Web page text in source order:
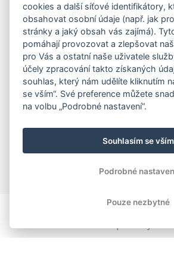
cookies a další síťové identifikátory,
obsahovat osobní údaje (např. jak
stránky a jaký obsah vás zajímá).
pomáhají provozovat a zlepšovat
pro Vás a ostatní naše uživatele
účely zpracování takto získaných
souhlas, který nám udělíte kliknutím
se vším“. Své preference můžete
na volbu „Podrobné nastavení“.
Souhlasím se vším
Podrobné
Pouze nezbytné